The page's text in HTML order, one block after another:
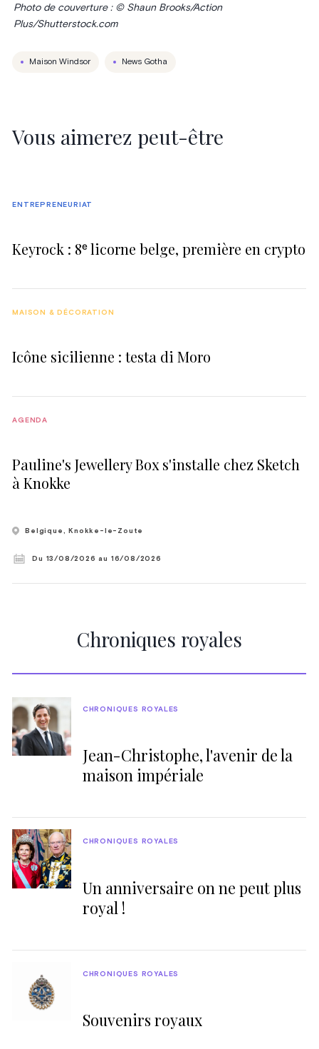
Photo de couverture : © Shaun Brooks/Action
Plus/Shutterstock.com
Maison Windsor News Gotha
Vous aimerez peut-être
Keyrock : 8ᵉ licorne belge, première en crypto
ENTREPRENEURIAT
Icône sicilienne : testa di Moro
MAISON & DÉCORATION
Pauline's Jewellery Box s'installe chez Sketch
à Knokke
AGENDA
Belgique , Knokke-le-Zoute
Du 13/08/2026 au 16/08/2026
Chroniques royales
Jean-Christophe, l'avenir de la
maison impériale
CHRONIQUES ROYALES
Un anniversaire on ne peut plus
royal !
CHRONIQUES ROYALES
Souvenirs royaux
CHRONIQUES ROYALES